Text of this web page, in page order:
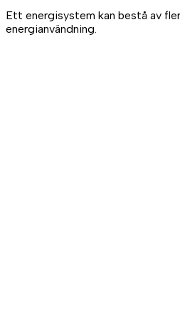
Ett energisystem kan bestå av
energianvändning.